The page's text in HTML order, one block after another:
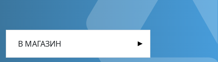
В МАГАЗИН